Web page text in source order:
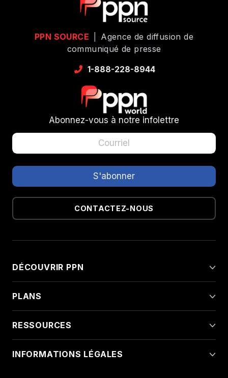
PPN SOURCE
Agence de diffusion de
communiqué de presse
1-888-228-8944
Abonnez-vous à notre infolettre
CONTACTEZ-NOUS
DÉCOUVRIR PPN
PLANS
RESSOURCES
INFORMATIONS LÉGALES